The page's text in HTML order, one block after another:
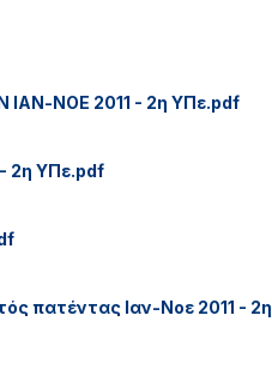
ΝΟΕ 2011 - 2η ΥΠε.pdf
2η ΥΠε.pdf
πατέντας Ιαν-Νοε 2011 -